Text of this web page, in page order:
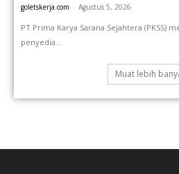
goletskerja.com - Agustus 5, 2026
PT Prima Karya Sarana Sejahtera (PKSS)
penyedia...
Muat lebih